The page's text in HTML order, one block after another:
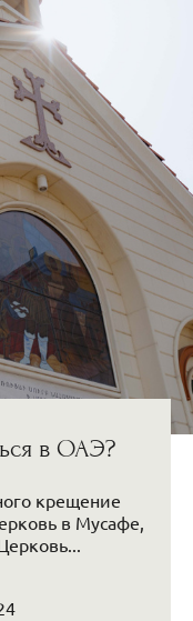
в ОАЭ?
крещение
в Мусафе,